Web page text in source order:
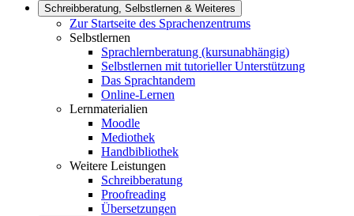
Schreibberatung, Selbstlernen & Weiteres
Zur Startseite des Sprachenzentrums
Selbstlernen
Sprachlernberatung (kursunabhängig)
Selbstlernen mit tutorieller Unterstützung
Das Sprachtandem
Online-Lernen
Lernmaterialien
Moodle
Mediothek
Handbibliothek
Weitere Leistungen
Schreibberatung
Proofreading
Übersetzungen